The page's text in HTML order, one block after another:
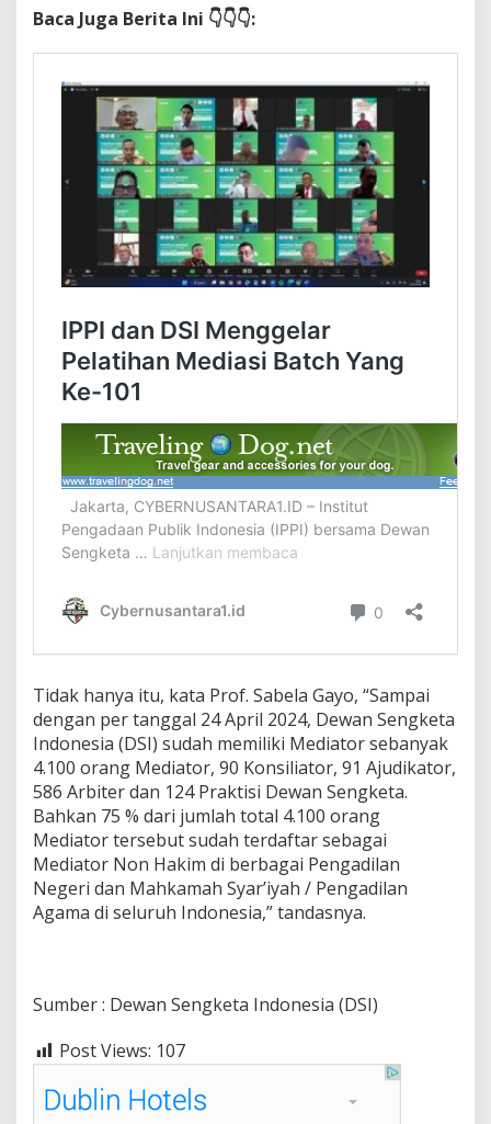
Baca Juga Berita Ini 👇👇👇:
Tidak hanya itu, kata Prof. Sabela Gayo, “Sampai
dengan per tanggal 24 April 2024, Dewan Sengketa
Indonesia (DSI) sudah memiliki Mediator sebanyak
4.100 orang Mediator, 90 Konsiliator, 91 Ajudikator,
586 Arbiter dan 124 Praktisi Dewan Sengketa.
Bahkan 75 % dari jumlah total 4.100 orang
Mediator tersebut sudah terdaftar sebagai
Mediator Non Hakim di berbagai Pengadilan
Negeri dan Mahkamah Syar’iyah / Pengadilan
Agama di seluruh Indonesia,” tandasnya.
Sumber : Dewan Sengketa Indonesia (DSI)
Post Views: 107